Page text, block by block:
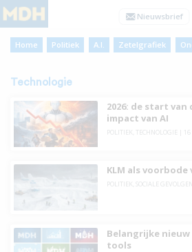
Home Politiek A.I. Zetelgrafiek
Technologie
2026: de start
impact van AI
POLITIEK TECHNOLOGIE
KLM als
POLITIEK SOCIALE GEVOLGEN
Belangrijke
tools